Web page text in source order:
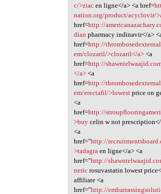
c/>ziacen ligne</a> <a href=
nation.org/product/acyclovir/
href=http://
dian pharmacy indinavir</a>
href=http://
em/clozaril/>clozaril</a><a
href=http://
</a><a
href=http://
em/erectafil/>lowestprice on
<a
href=http://
>buycelin w not prescription</
<a
href="http://
>tadagra en ligne</a> <a
href="http://
nericrosuvastatin lowest
affiliate <a
href="http://